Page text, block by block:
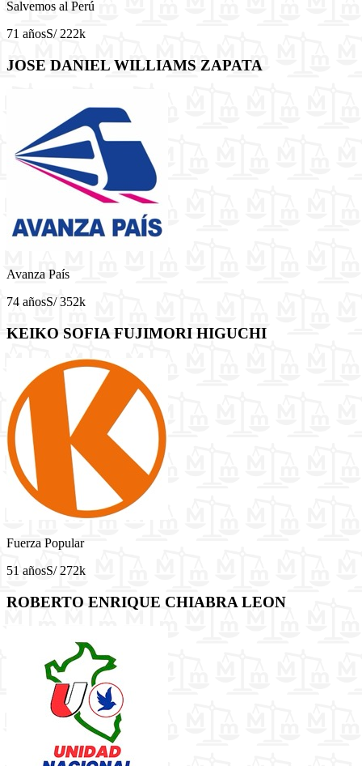
Salvemos al Perú
71 añosS/ 222k
JOSE DANIEL WILLIAMS ZAPATA
Avanza País
74 añosS/ 352k
KEIKO SOFIA FUJIMORI HIGUCHI
Fuerza Popular
51 añosS/ 272k
ROBERTO ENRIQUE CHIABRA LEON